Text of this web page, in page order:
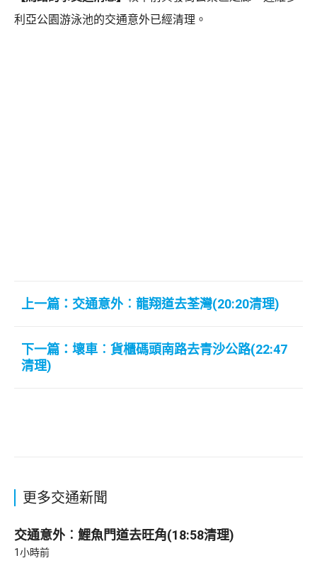
利亞公園游泳池的交通意外已經清理。
上一篇：交通意外︰龍翔道去荃灣(20:20清理)
下一篇：壞車︰貨櫃碼頭南路去青沙公路(22:47
清理)
更多交通新聞
交通意外︰鯉魚門道去旺角(18:58清理)
1小時前